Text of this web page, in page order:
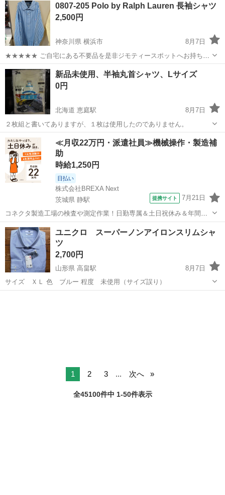
衣料服飾品、生活雑貨、家具、本、CD・DVDなどが無料でまとめて持
ち込めます！ ※詳細はこ...
0807-205 Polo by Ralph Lauren 長袖シャツ
2,500円
神奈川県 横浜市
8月7日
★★★★★ ご自宅にある不要品を是非ジモティースポットへお持ち込
みしませんか？ 家電、趣味・スポーツ・レジャー用品、こども用品、
衣料服飾品、生活雑貨、家具、本、CD・DVDなどが無料でまとめて持
ち込めます！ ※詳細はこ...
神奈川 横浜市 シャツ 現地
新品未使用、半袖丸首シャツ、Lサイズ
0円
北海道 恵庭駅
8月7日
２枚組と書いてありますが、１枚は使用したのでありません。
北海道 恵庭市 恵庭駅 シャツ 新品
≪月収22万円・派遣社員≫機械操作・製造補
助
時給1,250円
日払い
株式会社BREXA Next
茨城県 静駅
提携サイト 7月21日
コネクタ製造工場の検査や測定作業！日勤専属＆土日祝休み＆年間休
日128日★クリーンルーム内作業★マイカー通勤OK＆無料駐車場あり
★就業先食堂利用可！日払い制度あり！《茨城県常陸大宮市》 人気の
工場のお仕事 ◇コネクタ製造工...
茨城 常陸大宮市 その他
ユニクロ スーパーノンアイロンスリムシャ
ツ
2,700円
山形県 高畠駅
8月7日
サイズ ＸＬ 色 ブルー 程度 未使用（サイズ誤り）
1 2 3 ... 次へ
全45100件中 1-50件表示